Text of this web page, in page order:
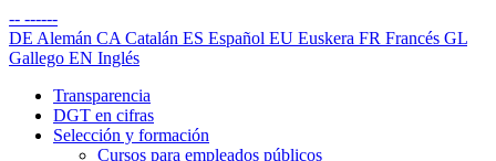
-- ------
DE Alemán CA Catalán ES Español EU Euskera FR Francés GL
Gallego EN Inglés
Transparencia
DGT en cifras
Selección y formación
Cursos para empleados públicos